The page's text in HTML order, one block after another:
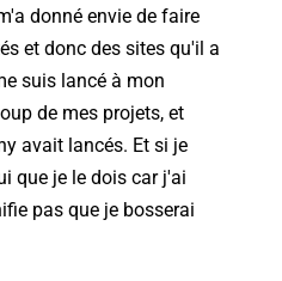
donné envie de faire
et donc des sites qu'il a
suis lancé à mon
de mes projets, et
avait lancés. Et si je
que je le dois car j'ai
pas que je bosserai